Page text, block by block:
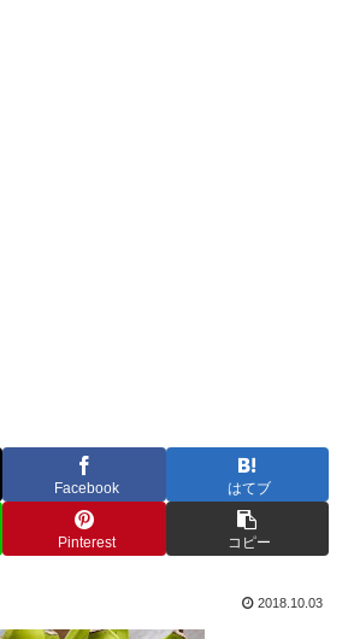
Facebook はてブ
Pinterest コピー
2018.10.03